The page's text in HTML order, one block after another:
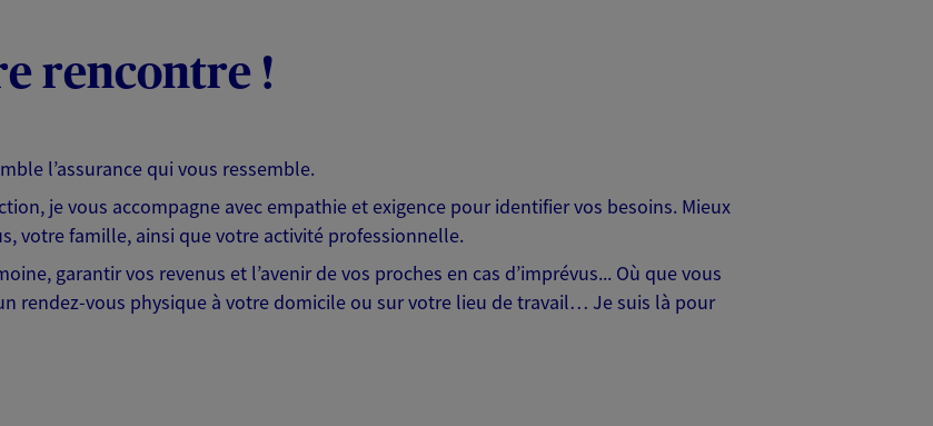
rencontre !
l’assurance qui vous ressemble.
je vous accompagne avec empathie et exigence pour identifier vos besoins. Mieux
votre famille, ainsi que votre activité professionnelle.
garantir vos revenus et l’avenir de vos proches en cas d’imprévus... Où que vous
rendez-vous physique à votre domicile ou sur votre lieu de travail… Je suis là pour